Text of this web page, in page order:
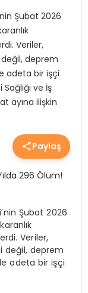
Şubat 2026
Veriler,
deprem
adeta bir işçi
ve İş
ayına ilişkin
Paylaş
Şubat 2026
Veriler,
değil, deprem
adeta bir işçi